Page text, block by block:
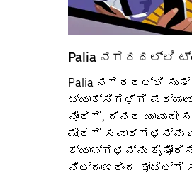
Palia‌ ನಗರದಲ್ಲಿ
Palia ನಗರದಲ್ಲಿ
ಟ್ಯಾಕ್ಸಿಗಳಿಗೆ
ನೊಂದಿಗೆ, ದಿನದ
ಮೇರೆಗೆ ಸವಾರಿಗಳನ್ನು
ಕ್ಯಾಬ್‌ಗಳನ್ನು
ನಿಲ್ದಾಣದಿಂದ ಹೋಟೆಲ್‌ಗೆ